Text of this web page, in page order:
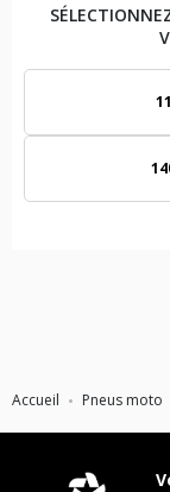
Accueil Pneus moto